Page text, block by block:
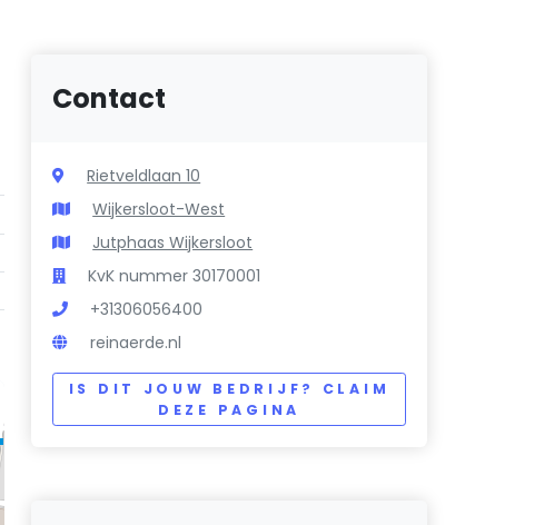
Contact
Rietveldlaan 10
Wijkersloot-West
Jutphaas Wijkersloot
KvK nummer 30170001
+31306056400
reinaerde.nl
IS DIT JOUW BEDRIJF? CLAIM
DEZE PAGINA